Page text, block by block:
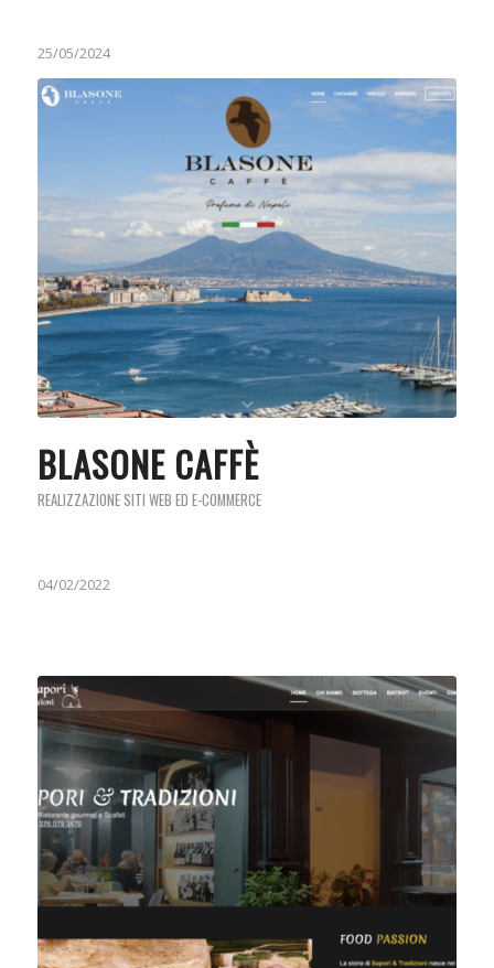
25/05/2024
BLASONE CAFFÈ
REALIZZAZIONE SITI WEB ED E-COMMERCE
04/02/2022